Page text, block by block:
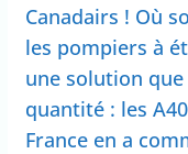
Canadairs ! Où
les pompiers à
une solution que
quantité : les
France en a